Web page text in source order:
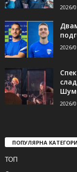
2026/
2026/
2026/
ПОПУЛЯРНА
ТОП